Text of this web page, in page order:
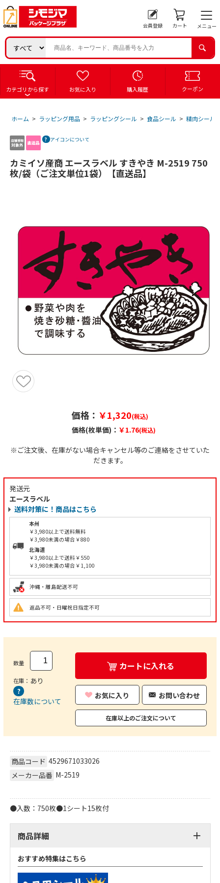
会員登録 カート メニュー
カテゴリから探す お気に入り 購入履歴 クーポン
ホーム > ラッピング用品 > ラッピングシール > 食品シール > 精肉シール
アイコンについて
カミイソ産商 エースラベル すきやき M-2519 750
枚/袋（ご注文単位1袋）【直送品】
価格： ￥1,320(税込)
価格(枚単価)： ￥1.76(税込)
※ご注文後、在庫がない場合キャンセル等のご連絡をさせていた
だきます。
発送元
エースラベル
送料対策に！商品はこちら
本州
￥3,980以上で送料無料
￥3,980未満の場合￥880
北海道
￥3,980以上で送料￥550
￥3,980未満の場合￥1,100
沖縄・離島配送不可
返品不可・日曜祝日指定不可
数量
在庫： あり
在庫数について
カートに入れる
お気に入り お問い合わせ
在庫以上のご注文について
商品コード 4529671033026
メーカー品番 M-2519
●入数：750枚●1シート15枚付
商品詳細
おすすめ特集はこちら